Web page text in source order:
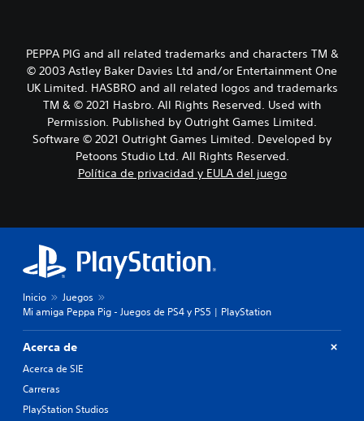
PEPPA PIG and all related trademarks and characters TM &
© 2003 Astley Baker Davies Ltd and/or Entertainment One
UK Limited. HASBRO and all related logos and trademarks
TM & © 2021 Hasbro. All Rights Reserved. Used with
Permission. Published by Outright Games Limited.
Software © 2021 Outright Games Limited. Developed by
Petoons Studio Ltd. All Rights Reserved.
Política de privacidad y EULA del juego
Inicio
Juegos
Mi amiga Peppa Pig - Juegos de PS4 y PS5 | PlayStation
Acerca de
Acerca de SIE
Carreras
PlayStation Studios